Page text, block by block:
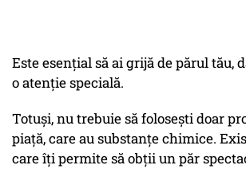
Este esențial să ai grijă de părul tău,
o atenție specială.
Totuși, nu trebuie să folosești doar
piață, care au substanțe chimice.
care îți permite să obții un păr